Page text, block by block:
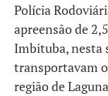
Polícia
apreensão de
Imbituba, nesta
transportavam
região de